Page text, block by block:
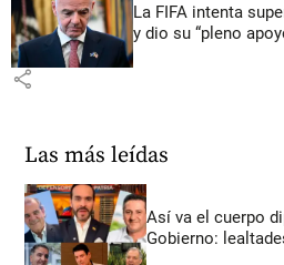
La FIFA intenta
y dio su “pleno
share
Las más leídas
Así va el cuerpo
Gobierno: